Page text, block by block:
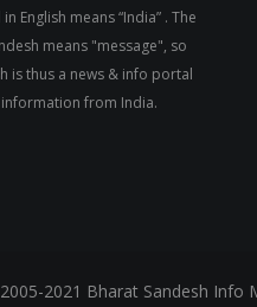
English means “India” . The
means "message", so
is thus a news & info portal
from India.
2021 Bharat Sandesh Info